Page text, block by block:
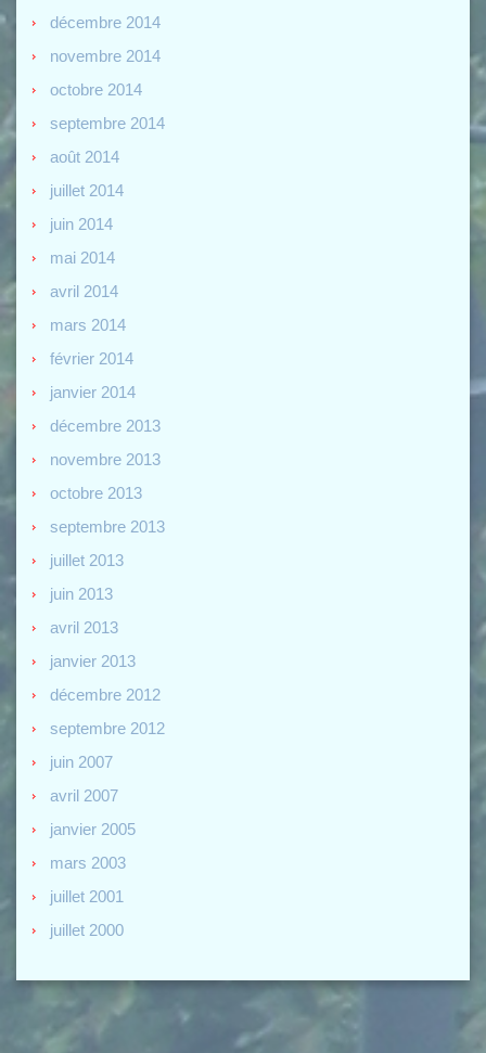
décembre 2014
novembre 2014
octobre 2014
septembre 2014
août 2014
juillet 2014
juin 2014
mai 2014
avril 2014
mars 2014
février 2014
janvier 2014
décembre 2013
novembre 2013
octobre 2013
septembre 2013
juillet 2013
juin 2013
avril 2013
janvier 2013
décembre 2012
septembre 2012
juin 2007
avril 2007
janvier 2005
mars 2003
juillet 2001
juillet 2000